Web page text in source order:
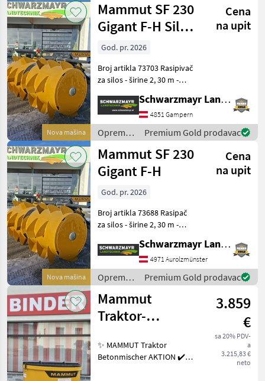
za
traktore /
Mammut
Nova mašina
Mammut SF 230
Gigant F-H Silo
posipač
Cena
na upit
God. pr. 2026
Broj artikla 73703 Rasipivač
za silos - širine 2, 30 m -
(uključujući kante) - s
kardanskim vratilom - s
trokutastim priključkom za
alat - pog
Schwarzmayr Landtechnik GmbH - Gampern
4851 Gampern
Oprema
za
hranidbu
životinja /
Mammut
Premium Gold prodavac
Nova mašina
Mammut SF 230
Gigant F-H
Cena
na upit
God. pr. 2026
Broj artikla 73688 Rasipač
za silos - širine 2, 30 m -
(uključujući kante) - s
kardanskim vratilom - s
trokutastim priključkom za
alat - pogod
Schwarzmayr Landtechnik GmbH - Aurolzmünster
4971 Aurolzmünster
Oprema
za
hranidbu
životinja /
Mammut
Premium Gold prodavac
Mammut
Traktor-
TM 125 lagernd
3.859
€
sa 20% PDV-
a
3.215,83 €
neto
✨ MAMMUT Traktor
Betonmischer AKTION ✔️